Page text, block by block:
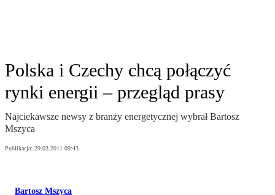
Polska i Czechy chcą połączyć
rynki energii – przegląd prasy
Najciekawsze newsy z branży energetycznej wybrał Bartosz
Mszyca
Publikacja: 29.03.2011 09:43
Bartosz Mszyca